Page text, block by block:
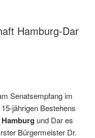
Hamburg-Dar
Senatsempfang im
jährigen Bestehens
Hamburg und Dar es
Bürgermeister Dr.